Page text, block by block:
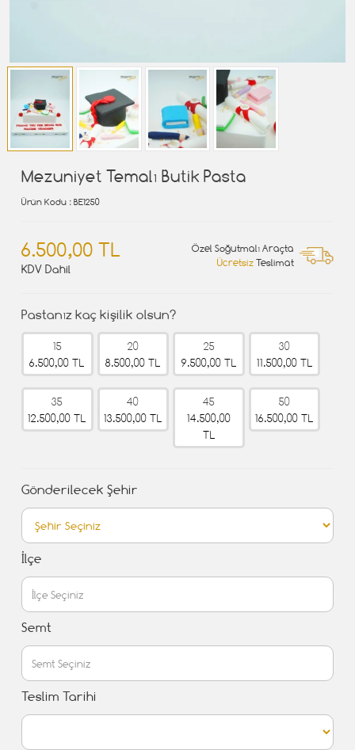
Mezuniyet Temalı Butik Pasta
Ürün Kodu : BE1250
6.500,00 TL
KDV Dahil
Özel Soğutmalı Araçta
Ücretsiz Teslimat
Pastanız kaç kişilik olsun?
15
6.500,00 TL
20
8.500,00 TL
25
9.500,00 TL
30
11.500,00 TL
35
12.500,00 TL
40
13.500,00 TL
45
14.500,00
TL
50
16.500,00 TL
Gönderilecek Şehir
İlçe
Semt
Teslim Tarihi